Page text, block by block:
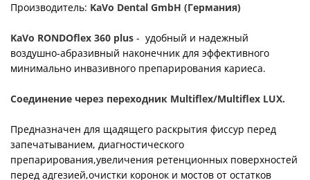
Производитель: KaVo Dental GmbH (Германия)
KaVo RONDOflex 360 plus - удобный и надежный
воздушно-абразивный наконечник для эффективного
минимально инвазивного препарирования кариеса.
Соединение через переходник Multiflex/Multiflex LUX.
Предназначен для щадящего раскрытия фиссур перед
запечатыванием, диагностического
препарирования,увеличения ретенционных поверхностей
перед адгезией,очистки коронок и мостов от остатков